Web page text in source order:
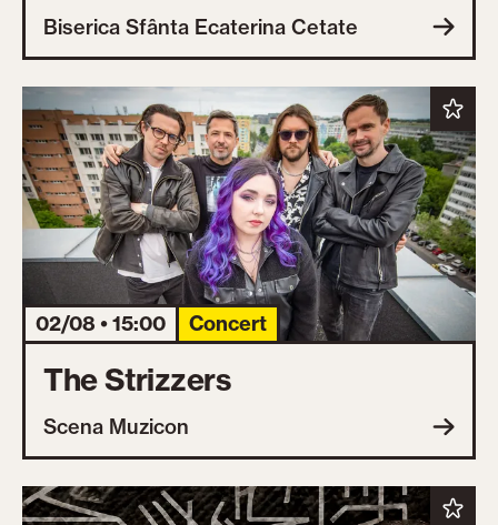
Biserica Sfânta Ecaterina Cetate
02/08 • 15:00 Concert
The Strizzers
Scena Muzicon